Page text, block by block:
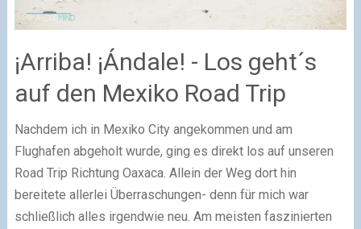
¡Arriba! ¡Ándale! - Los geht´s
auf den Mexiko Road Trip
Nachdem ich in Mexiko City angekommen und am
Flughafen abgeholt wurde, ging es direkt los auf unseren
Road Trip Richtung Oaxaca. Allein der Weg dort hin
bereitete allerlei Überraschungen- denn für mich war
schließlich alles irgendwie neu. Am meisten faszinierten